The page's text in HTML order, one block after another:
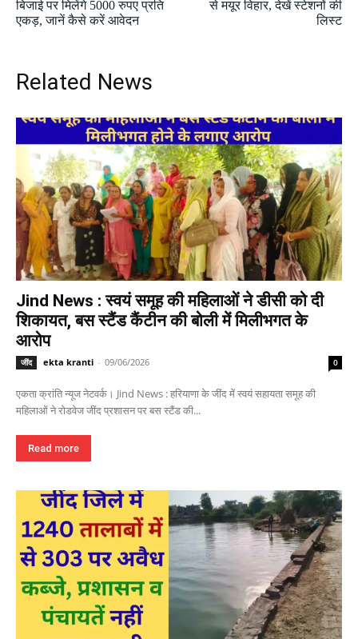
बिजाई पर मिलेंगे 5000 रुपए प्रति
एकड़, जानें कैसे करें आवेदन
से मयूर विहार, देखें स्टेशनों की
लिस्ट
Related News
Jind News : स्वयं समूह की महिलाओं ने डीसी को दी
शिकायत, बस स्टैंड कैंटीन की बोली में मिलीभगत के
आरोप
जींद ekta kranti - 09/06/2026 0
एकता क्रांति न्यूज नेटवर्क। Jind News : हरियाणा के जींद में स्वयं सहायता समूह की
महिलाओं ने रोडवेज जींद प्रशासन पर बस स्टैंड की...
Read more